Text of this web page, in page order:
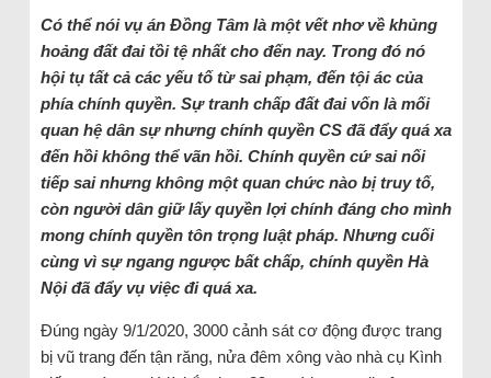
Có thể nói vụ án Đồng Tâm là một vết nhơ về khủng
hoảng đất đai tồi tệ nhất cho đến nay. Trong đó nó
hội tụ tất cả các yếu tố từ sai phạm, đến tội ác của
phía chính quyền. Sự tranh chấp đất đai vốn là mối
quan hệ dân sự nhưng chính quyền CS đã đẩy quá xa
đến hồi không thể vãn hồi. Chính quyền cứ sai nối
tiếp sai nhưng không một quan chức nào bị truy tố,
còn người dân giữ lấy quyền lợi chính đáng cho mình
mong chính quyền tôn trọng luật pháp. Nhưng cuối
cùng vì sự ngang ngược bất chấp, chính quyền Hà
Nội đã đẩy vụ việc đi quá xa.
Đúng ngày 9/1/2020, 3000 cảnh sát cơ động được trang
bị vũ trang đến tận răng, nửa đêm xông vào nhà cụ Kình